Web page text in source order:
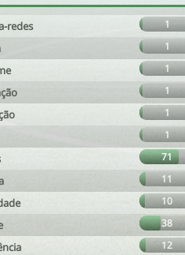
redes 1
1
1
1
1
1
71
11
10
38
12